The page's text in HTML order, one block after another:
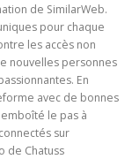
de SimilarWeb.
pour chaque
les accès non
nouvelles personnes
En
avec de bonnes
emboîté le pas à
sur
de Chatuss